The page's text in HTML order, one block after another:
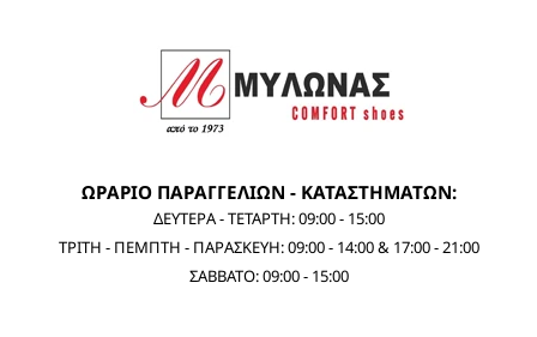
ΩΡΑΡΙΟ ΠΑΡΑΓΓΕΛΙΩΝ - ΚΑΤΑΣΤΗΜΑΤΩΝ:
ΔΕΥΤΕΡΑ - ΤΕΤΑΡΤΗ: 09:00 - 15:00
ΤΡΙΤΗ - ΠΕΜΠΤΗ - ΠΑΡΑΣΚΕΥΗ: 09:00 - 14:00 & 17:00 - 21:00
ΣΑΒΒΑΤΟ: 09:00 - 15:00